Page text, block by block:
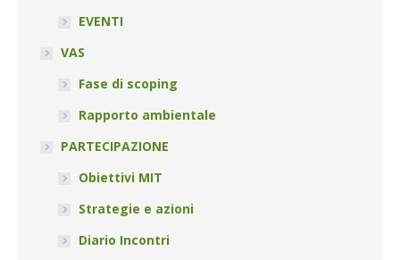
EVENTI
VAS
Fase di scoping
Rapporto ambientale
PARTECIPAZIONE
Obiettivi MIT
Strategie e azioni
Diario Incontri